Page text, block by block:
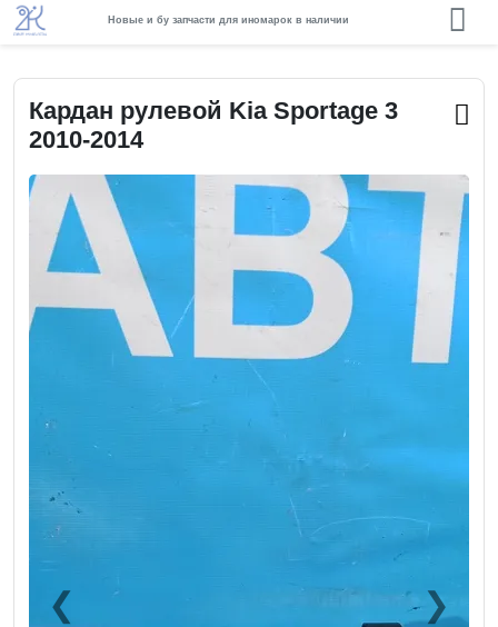
Новые и бу запчасти для иномарок в наличии
Кардан рулевой Kia Sportage 3
2010-2014
❮Previous ❯Next